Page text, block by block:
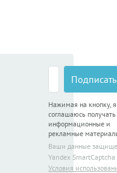
Нажимая на кнопку, я
соглашаюсь получать
информационные и
рекламные
Ваши данные
Yandex SmartCaptcha
Условия